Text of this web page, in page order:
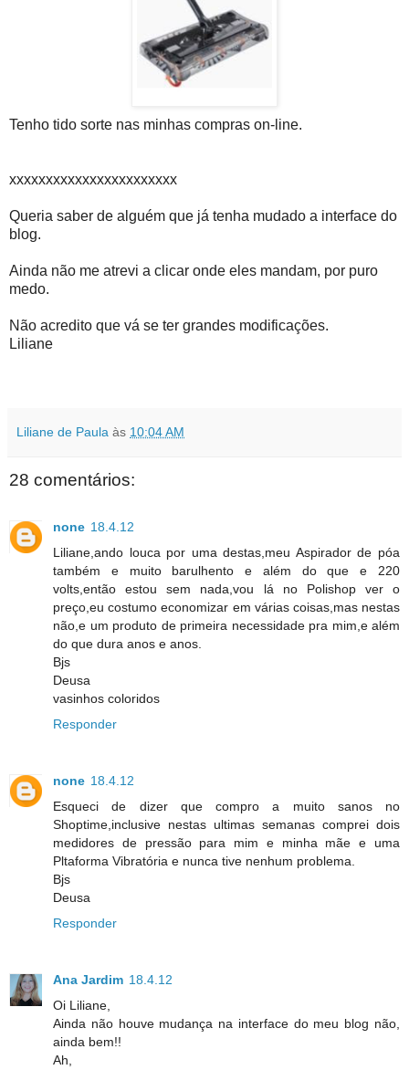
Tenho tido sorte nas minhas compras on-line.
xxxxxxxxxxxxxxxxxxxxxxx
Queria saber de alguém que já tenha mudado a interface do
blog.
Ainda não me atrevi a clicar onde eles mandam, por puro
medo.
Não acredito que vá se ter grandes modificações.
Liliane
Liliane de Paula às 10:04 AM
28 comentários:
none 18.4.12
Liliane,ando louca por uma destas,meu Aspirador de póa
também e muito barulhento e além do que e 220
volts,então estou sem nada,vou lá no Polishop ver o
preço,eu costumo economizar em várias coisas,mas nestas
não,e um produto de primeira necessidade pra mim,e além
do que dura anos e anos.
Bjs
Deusa
vasinhos coloridos
Responder
none 18.4.12
Esqueci de dizer que compro a muito sanos no
Shoptime,inclusive nestas ultimas semanas comprei dois
medidores de pressão para mim e minha mãe e uma
Pltaforma Vibratória e nunca tive nenhum problema.
Bjs
Deusa
Responder
Ana Jardim 18.4.12
Oi Liliane,
Ainda não houve mudança na interface do meu blog não,
ainda bem!!
Ah,